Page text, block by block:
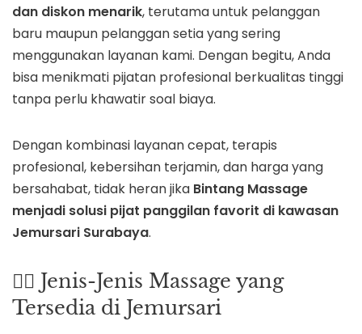
dan diskon menarik, terutama untuk pelanggan
baru maupun pelanggan setia yang sering
menggunakan layanan kami. Dengan begitu, Anda
bisa menikmati pijatan profesional berkualitas tinggi
tanpa perlu khawatir soal biaya.
Dengan kombinasi layanan cepat, terapis
profesional, kebersihan terjamin, dan harga yang
bersahabat, tidak heran jika Bintang Massage
menjadi solusi pijat panggilan favorit di kawasan
Jemursari Surabaya.
💆‍♂️ Jenis-Jenis Massage yang
Tersedia di Jemursari